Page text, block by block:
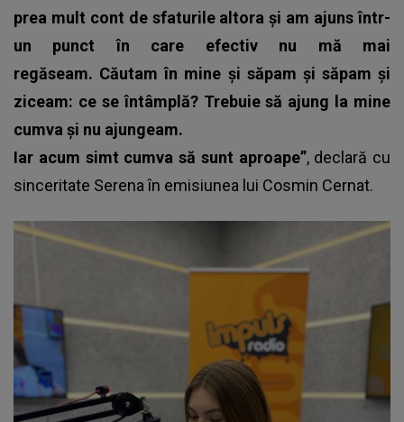
prea mult cont de sfaturile altora și am ajuns într-
un punct în care efectiv nu mă mai
regăseam. Căutam în mine și săpam și săpam și
ziceam: ce se întâmplă? Trebuie să ajung la mine
cumva și nu ajungeam.
Iar acum simt cumva să sunt aproape”, declară cu
sinceritate Serena în emisiunea lui Cosmin Cernat.